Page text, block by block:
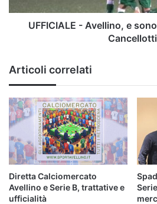
Cancellotti
UFFICIALE - Avellino, e
Cancellotti
Articoli correlati
Diretta Calciomercato
Avellino e Serie B, trattative e
ufficialità